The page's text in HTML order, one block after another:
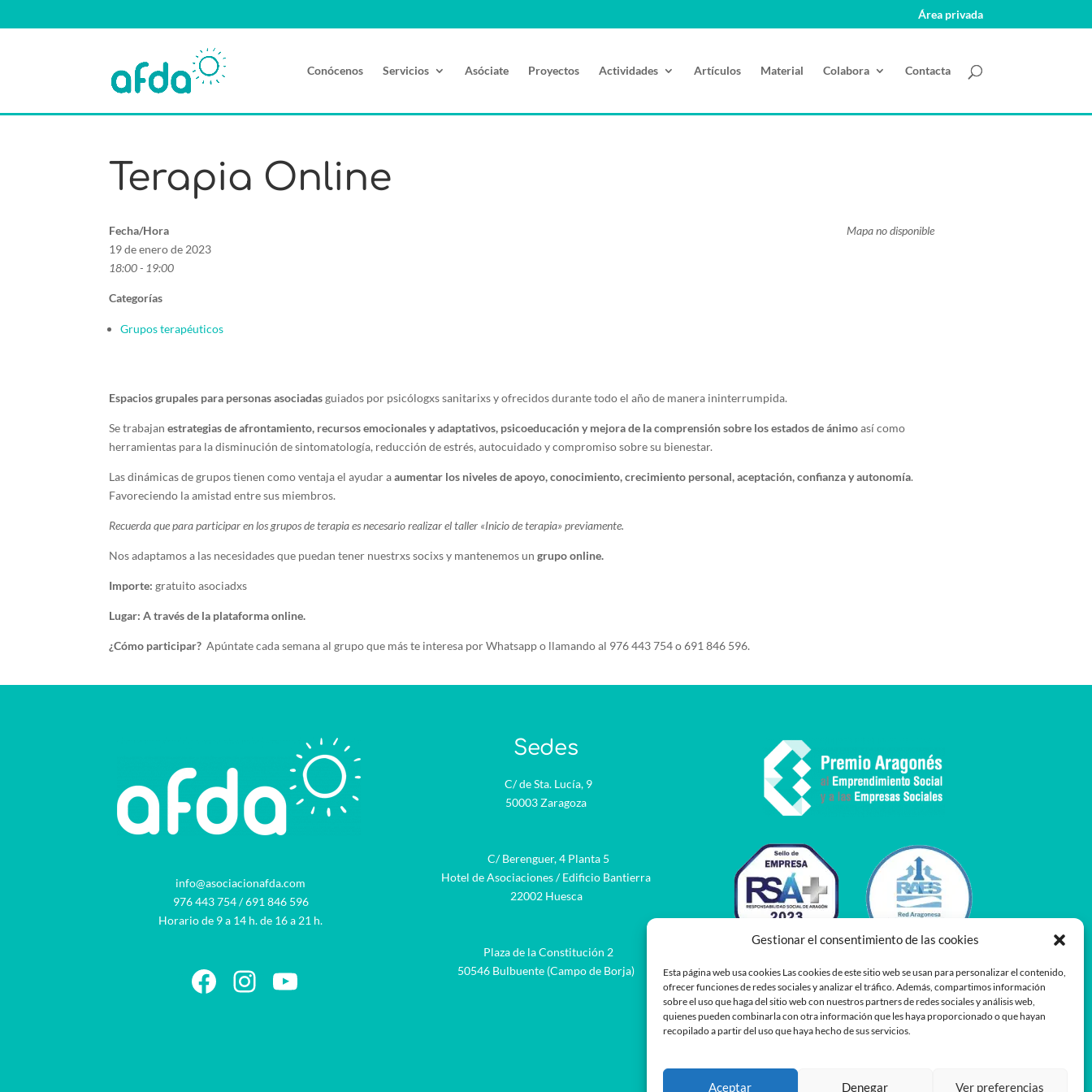
Gestionar el consentimiento de las cookies
Esta página web usa cookies Las cookies de este sitio web se usan para personalizar el contenido,
ofrecer funciones de redes sociales y analizar el tráfico. Además, compartimos información
sobre el uso que haga del sitio web con nuestros partners de redes sociales y análisis web,
quienes pueden combinarla con otra información que les haya proporcionado o que hayan
recopilado a partir del uso que haya hecho de sus servicios.
Aceptar Denegar Ver preferencias
Área privada
Conócenos Servicios Asóciate Proyectos Actividades Artículos Material Colabora Contacta
Terapia Online
Mapa no disponible
Fecha/Hora
19 de enero de 2023
18:00 - 19:00
Categorías
Grupos terapéuticos
Espacios grupales para personas asociadasguiados por psicólogxs sanitarixs y ofrecidos durante todo el año de manera ininterrumpida.
Se trabajanestrategias de afrontamiento, recursos emocionales y adaptativos, psicoeducación y mejora de la comprensión sobre los estados de ánimoasí como
herramientas para la disminución de sintomatología, reducción de estrés, autocuidado y compromiso sobre su bienestar.
Las dinámicas de grupos tienen como ventaja el ayudar aaumentar los niveles de apoyo, conocimiento, crecimiento personal, aceptación, confianza y autonomía.
Favoreciendo la amistad entre sus miembros.
Recuerda que para participar en los grupos de terapia es necesario realizar el taller «Inicio de terapia» previamente.
Nos adaptamos a las necesidades que puedan tener nuestrxs socixs y mantenemos un grupo online.
Importe:gratuito asociadxs
Lugar: A través de la plataforma online.
¿Cómo participar? Apúntate cada semana al grupo que más te interesa por Whatsapp o llamando al 976 443 754 o 691 846 596.
info@asociacionafda.com
976 443 754/691 846 596
Horario de 9 a 14 h. de 16 a 21 h.
Facebook
Instagram
YouTube
Sedes
C/ de Sta. Lucía, 9
50003 Zaragoza
C/ Berenguer, 4 Planta 5
Hotel de Asociaciones / Edificio Bantierra
22002 Huesca
Plaza de la Constitución 2
50546 Bulbuente (Campo de Borja)